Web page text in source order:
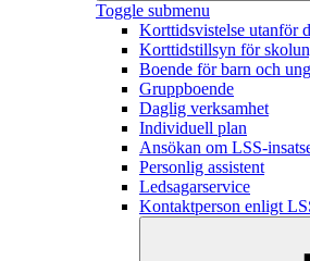
Toggle submenu
Korttidsvistelse utanför
Korttidstillsyn för
Boende för barn och
Gruppboende
Daglig verksamhet
Individuell plan
Ansökan om LSS-
Personlig assistent
Ledsagarservice
Kontaktperson enligt